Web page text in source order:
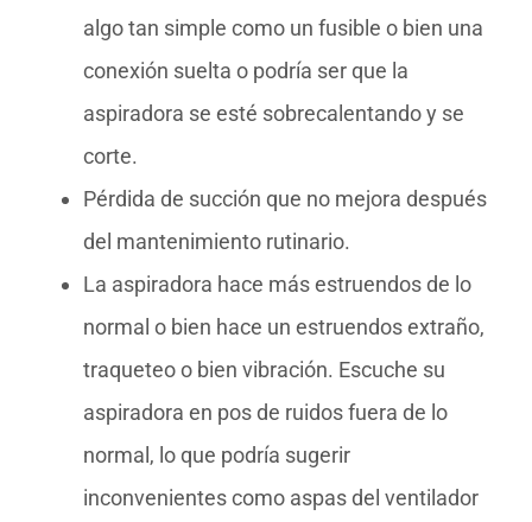
algo tan simple como un fusible o bien una
conexión suelta o podría ser que la
aspiradora se esté sobrecalentando y se
corte.
Pérdida de succión que no mejora después
del mantenimiento rutinario.
La aspiradora hace más estruendos de lo
normal o bien hace un estruendos extraño,
traqueteo o bien vibración. Escuche su
aspiradora en pos de ruidos fuera de lo
normal, lo que podría sugerir
inconvenientes como aspas del ventilador